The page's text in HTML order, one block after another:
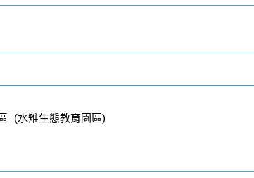
(水雉生態教育園區)